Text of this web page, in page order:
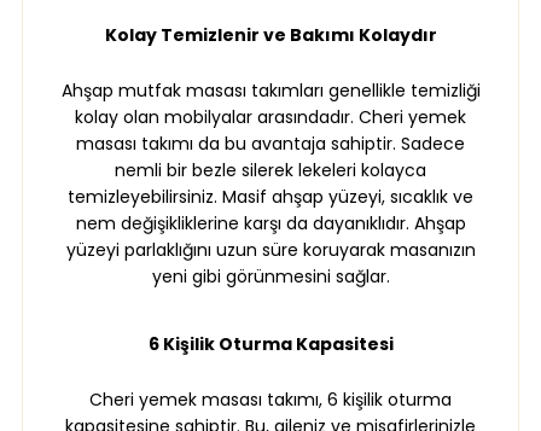
Kolay Temizlenir ve Bakımı Kolaydır
Ahşap mutfak masası takımları genellikle temizliği
kolay olan mobilyalar arasındadır. Cheri yemek
masası takımı da bu avantaja sahiptir. Sadece
nemli bir bezle silerek lekeleri kolayca
temizleyebilirsiniz. Masif ahşap yüzeyi, sıcaklık ve
nem değişikliklerine karşı da dayanıklıdır. Ahşap
yüzeyi parlaklığını uzun süre koruyarak masanızın
yeni gibi görünmesini sağlar.
6 Kişilik Oturma Kapasitesi
Cheri yemek masası takımı, 6 kişilik oturma